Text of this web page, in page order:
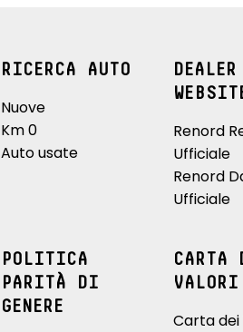
RICERCA AUTO
Nuove
Km 0
Auto usate
DEALER
Renord
Ufficiale
Renord
Ufficiale
POLITICA
PARITÀ DI
GENERE
CARTA
VALORI
Carta dei